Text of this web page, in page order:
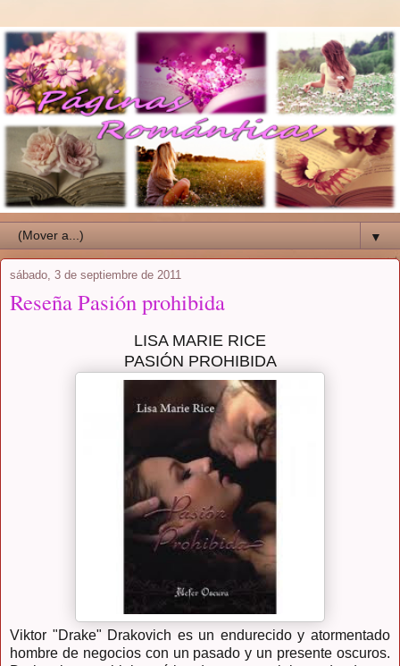
▼
sábado, 3 de septiembre de 2011
Reseña Pasión prohibida
LISA MARIE RICE
PASIÓN PROHIBIDA
Viktor "Drake" Drakovich es un endurecido y atormentado
hombre de negocios con un pasado y un presente oscuros.